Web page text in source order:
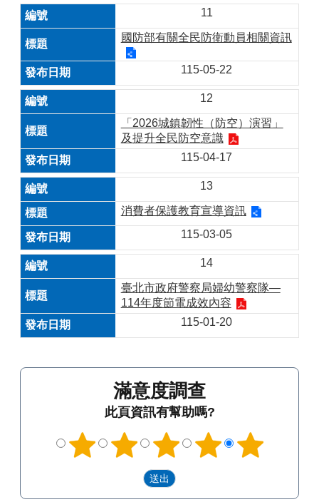
11
國防部有關全民防衛動員相關資訊
115-05-22
12
「2026城鎮韌性（防空）演習」
及提升全民防空意識
115-04-17
13
消費者保護教育宣導資訊
115-03-05
14
臺北市政府警察局婦幼警察隊—
114年度節電成效內容
115-01-20
滿意度調查
此頁資訊有幫助嗎?